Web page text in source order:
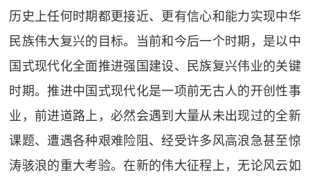
历史上任何时期都更接近、更有信心和能力实现中华
民族伟大复兴的目标。当前和今后一个时期，是以中
国式现代化全面推进强国建设、民族复兴伟业的关键
时期。推进中国式现代化是一项前无古人的开创性事
业，前进道路上，必然会遇到大量从未出现过的全新
课题、遭遇各种艰难险阻、经受许多风高浪急甚至惊
涛骇浪的重大考验。在新的伟大征程上，无论风云如